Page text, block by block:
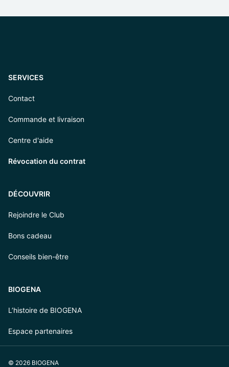
SERVICES
Contact
Commande et livraison
Centre d'aide
Révocation du contrat
DÉCOUVRIR
Rejoindre le Club
Bons cadeau
Conseils bien-être
BIOGENA
L’histoire de BIOGENA
Espace partenaires
© 2026 BIOGENA